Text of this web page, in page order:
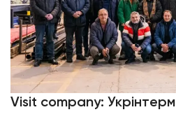
Visit company: Укрінтерм